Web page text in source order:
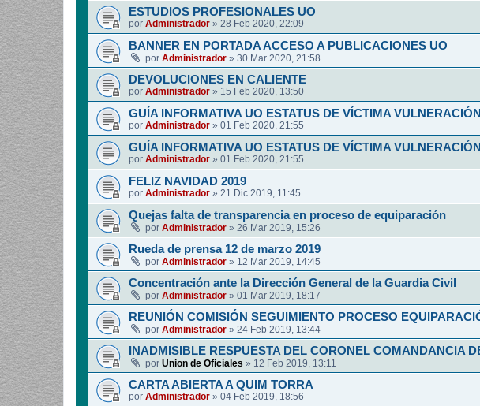
ESTUDIOS PROFESIONALES UO
por Administrador » 28 Feb 2020, 22:09
BANNER EN PORTADA ACCESO A PUBLICACIONES UO
por Administrador » 30 Mar 2020, 21:58
DEVOLUCIONES EN CALIENTE
por Administrador » 15 Feb 2020, 13:50
GUÍA INFORMATIVA UO ESTATUS DE VÍCTIMA
por Administrador » 01 Feb 2020, 21:55
GUÍA INFORMATIVA UO ESTATUS DE VÍCTIMA
por Administrador » 01 Feb 2020, 21:55
FELIZ NAVIDAD 2019
por Administrador » 21 Dic 2019, 11:45
Quejas falta de transparencia en proceso de equiparación
por Administrador » 26 Mar 2019, 15:26
Rueda de prensa 12 de marzo 2019
por Administrador » 12 Mar 2019, 14:45
Concentración ante la Dirección General de la Guardia Civil
por Administrador » 01 Mar 2019, 18:17
REUNIÓN COMISIÓN SEGUIMIENTO PROCESO
por Administrador » 24 Feb 2019, 13:44
INADMISIBLE RESPUESTA DEL CORONEL COMANDANCIA
por Union de Oficiales » 12 Feb 2019, 13:11
CARTA ABIERTA A QUIM TORRA
por Administrador » 04 Feb 2019, 18:56